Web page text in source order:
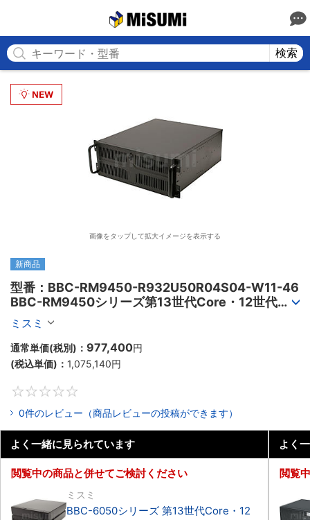
検索
画像をタップして拡大イメージを表示する
新商品
型番：BBC-RM9450-R932U50R04S04-W11-46
BBC-RM9450シリーズ第13世代Core・12世代
Celeron対応ラックマウント4PCIe
ミスミ
通常単価(税別)： 977,400円
(税込単価)： 1,075,140円
0件のレビュー（商品レビューの投稿ができます）
よく一緒に見られています
閲覧中の商品と併せてご検討ください
ミスミ
BBC-6050シリーズ 第13世代Core・12
よく
閲覧